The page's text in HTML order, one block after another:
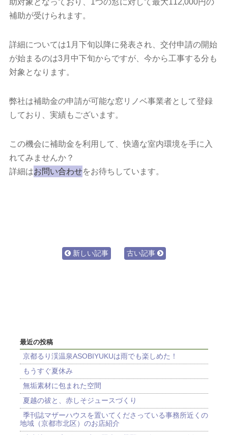
助対象となっており、1つの窓に対して最大112,000円の
補助が受けられます。
詳細については1月下旬以降に発表され、交付申請の開始
が始まるのは3月中下旬からですが、今から工事する分も
対象となります。
弊社は補助金の申請が可能な窓リノベ事業者として登録
しており、実績もございます。
この機会に補助金を利用して、快適な室内環境を手に入
れてみませんか？
詳細はお問い合わせをお待ちしています。
新しい記事 古い記事
最近の投稿
京都るり渓温泉ASOBIYUKUは雨でも楽しめた！
もうすぐ夏休み
無垢素材に包まれた空間
夏越の祓と、赤しそジュースづくり
季刊誌マザーハウスを置いてくださっている事務所近くの
地域（京都市北区）のお店紹介